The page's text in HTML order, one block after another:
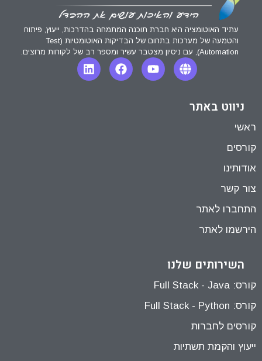
עתיד האוטומציה היא חברת תוכנה המתמחה בהדרכות, ייעוץ, פיתוח
והטמעה של מערכות בתחום של הבדיקות האוטומטיות (Test
Automation), עם ניסיון מצטבר עשיר ומספר רב של לקוחות מרוצים.
ניווט באתר
ראשי
קורסים
אודותינו
צור קשר
התחברו לאתר
הירשמו לאתר
השירותים שלנו
קורס: Full Stack - Java
קורס: Full Stack - Python
קורסים לחברות
ייעוץ והקמת תשתיות